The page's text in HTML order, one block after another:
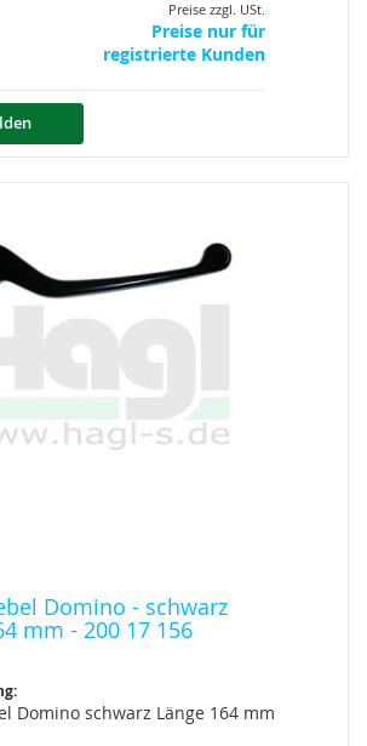
Preise zzgl. USt.
Preise nur für
registrierte Kunden
Domino - schwarz
mm - 200 17 156
Domino schwarz Länge 164 mm